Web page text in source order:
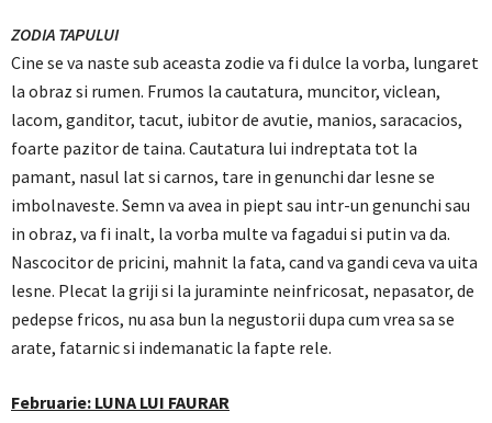
ZODIA TAPULUI
Cine se va naste sub aceasta zodie va fi dulce la vorba, lungaret
la obraz si rumen. Frumos la cautatura, muncitor, viclean,
lacom, ganditor, tacut, iubitor de avutie, manios, saracacios,
foarte pazitor de taina. Cautatura lui indreptata tot la
pamant, nasul lat si carnos, tare in genunchi dar lesne se
imbolnaveste. Semn va avea in piept sau intr-un genunchi sau
in obraz, va fi inalt, la vorba multe va fagadui si putin va da.
Nascocitor de pricini, mahnit la fata, cand va gandi ceva va uita
lesne. Plecat la griji si la juraminte neinfricosat, nepasator, de
pedepse fricos, nu asa bun la negustorii dupa cum vrea sa se
arate, fatarnic si indemanatic la fapte rele.
Februarie: LUNA LUI FAURAR